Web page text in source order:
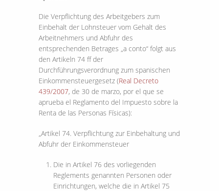
Die Verpflichtung des Arbeitgebers zum
Einbehalt der Lohnsteuer vom Gehalt des
Arbeitnehmers und Abfuhr des
entsprechenden Betrages „a conto“ folgt aus
den Artikeln 74 ff der
Durchführungsverordnung zum spanischen
Einkommensteuergesetz (Real Decreto
439/2007, de 30 de marzo, por el que se
aprueba el Reglamento del Impuesto sobre la
Renta de las Personas Físicas):
„Artikel 74. Verpflichtung zur Einbehaltung und
Abfuhr der Einkommensteuer
Die in Artikel 76 des vorliegenden
Reglements genannten Personen oder
Einrichtungen, welche die in Artikel 75